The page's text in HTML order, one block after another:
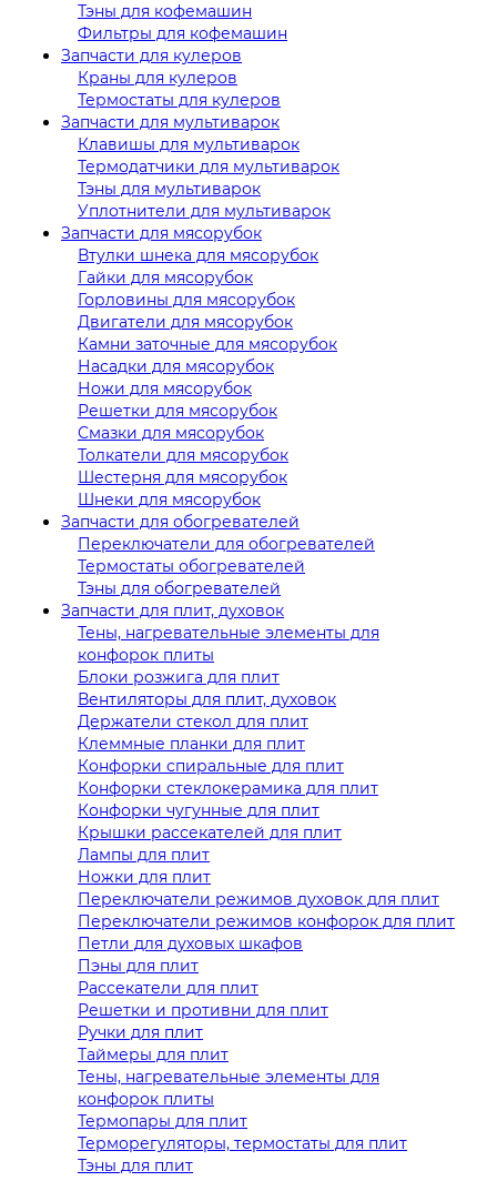
Тэны для кофемашин
Фильтры для кофемашин
Запчасти для кулеров
Краны для кулеров
Термостаты для кулеров
Запчасти для мультиварок
Клавишы для мультиварок
Термодатчики для мультиварок
Тэны для мультиварок
Уплотнители для мультиварок
Запчасти для мясорубок
Втулки шнека для мясорубок
Гайки для мясорубок
Горловины для мясорубок
Двигатели для мясорубок
Камни заточные для мясорубок
Насадки для мясорубок
Ножи для мясорубок
Решетки для мясорубок
Смазки для мясорубок
Толкатели для мясорубок
Шестерня для мясорубок
Шнеки для мясорубок
Запчасти для обогревателей
Переключатели для обогревателей
Термостаты обогревателей
Тэны для обогревателей
Запчасти для плит, духовок
Тены, нагревательные элементы для
конфорок плиты
Блоки розжига для плит
Вентиляторы для плит, духовок
Держатели стекол для плит
Клеммные планки для плит
Конфорки спиральные для плит
Конфорки стеклокерамика для плит
Конфорки чугунные для плит
Крышки рассекателей для плит
Лампы для плит
Ножки для плит
Переключатели режимов духовок для плит
Переключатели режимов конфорок для плит
Петли для духовых шкафов
Пэны для плит
Рассекатели для плит
Решетки и противни для плит
Ручки для плит
Таймеры для плит
Тены, нагревательные элементы для
конфорок плиты
Термопары для плит
Терморегуляторы, термостаты для плит
Тэны для плит